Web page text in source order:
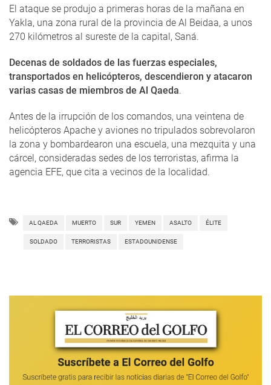
El ataque se produjo a primeras horas de la mañana en
Yakla, una zona rural de la provincia de Al Beidaa, a unos
270 kilómetros al sureste de la capital, Saná.
Decenas de soldados de las fuerzas especiales,
transportados en helicópteros, descendieron y atacaron
varias casas de miembros de Al Qaeda.
Antes de la irrupción de los comandos, una veintena de
helicópteros Apache y aviones no tripulados sobrevolaron
la zona y bombardearon una escuela, una mezquita y una
cárcel, consideradas sedes de los terroristas, afirma la
agencia EFE, que cita a vecinos de la localidad.
AL QAEDA MUERTO SUR YEMEN ASALTO ÉLITE
SOLDADO TERRORISTAS ESTADOUNIDENSE